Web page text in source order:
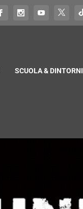
SCUOLA & DINTORNI